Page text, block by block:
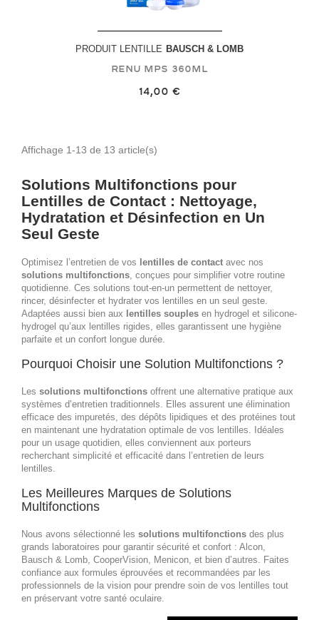
PRODUIT LENTILLE BAUSCH & LOMB
Renu MPS 360mL
14,00 €
Affichage 1-13 de 13 article(s)
Solutions Multifonctions pour
Lentilles de Contact : Nettoyage,
Hydratation et Désinfection en Un
Seul Geste
Optimisez l’entretien de vos lentilles de contact avec nos
solutions multifonctions, conçues pour simplifier votre routine
quotidienne. Ces solutions tout-en-un permettent de nettoyer,
rincer, désinfecter et hydrater vos lentilles en un seul geste.
Adaptées aussi bien aux lentilles souples en hydrogel et silicone-
hydrogel qu’aux lentilles rigides, elles garantissent une hygiène
parfaite et un confort longue durée.
Pourquoi Choisir une Solution Multifonctions ?
Les solutions multifonctions offrent une alternative pratique aux
systèmes d’entretien traditionnels. Elles assurent une élimination
efficace des impuretés, des dépôts lipidiques et des protéines tout
en maintenant une hydratation optimale de vos lentilles. Idéales
pour un usage quotidien, elles conviennent aux porteurs
recherchant simplicité et efficacité dans l’entretien de leurs
lentilles.
Les Meilleures Marques de Solutions
Multifonctions
Nous avons sélectionné les solutions multifonctions des plus
grands laboratoires pour garantir sécurité et confort : Alcon,
Bausch & Lomb, CooperVision, Menicon, et bien d’autres. Faites
confiance aux formules éprouvées et recommandées par les
professionnels de la vision pour prendre soin de vos lentilles tout
en préservant votre santé oculaire.